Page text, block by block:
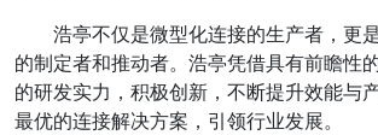
浩亭不仅是微型化连接的生产者，更
的制定者和推动者。浩亭凭借具有前瞻性
的研发实力，积极创新，不断提升效能与
最优的连接解决方案，引领行业发展。